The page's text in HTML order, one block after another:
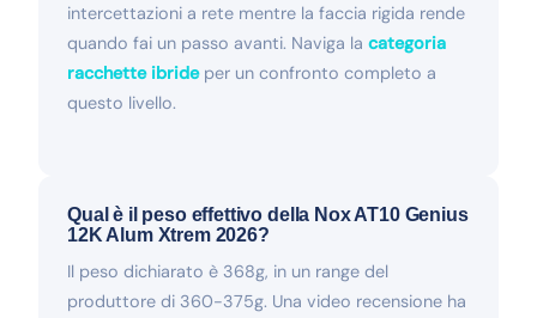
intercettazioni a rete mentre la faccia rigida rende
quando fai un passo avanti. Naviga la categoria
racchette ibrideper un confronto completo a
questo livello.
Qual è il peso effettivo della Nox AT10 Genius
12K Alum Xtrem 2026?
Il peso dichiarato è 368g, in un range del
produttore di 360-375g. Una video recensione ha